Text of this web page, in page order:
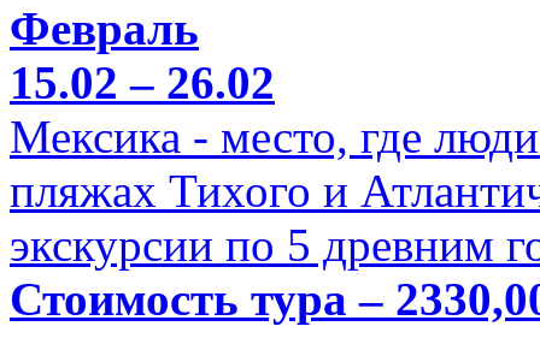
Февраль
15.02 – 26.02
Мексика - место, где
пляжах Тихого и
экскурсии по 5 древним
Стоимость тура –